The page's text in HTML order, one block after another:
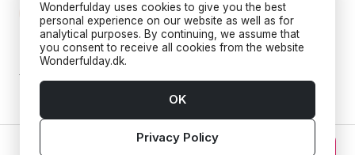
Beskyt din betaling ved aldrig at overføre eller kommunikere
uden for Wonderfulday's hjemmeside eller app.
Forudbetalings- og afbestillingspolitik
Tilføj datoer for at se forudbetalings- og
afbestillingspoltikken for din reservation.
Wonderfulday uses cookies to give you the best
personal experience on our website as well as for
analytical purposes. By continuing, we assume that
you consent to receive all cookies from the website
Wonderfulday.dk.
Privacy Policy
OK